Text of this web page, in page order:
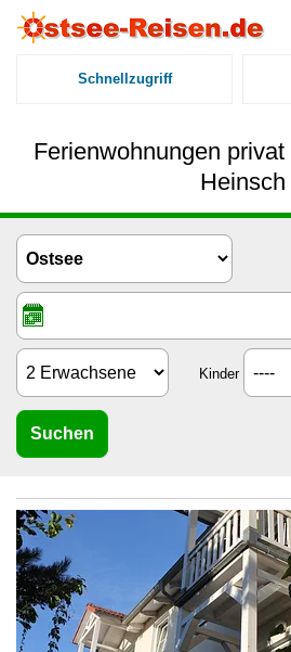
Schnellzugriff
Ferienwohnungen
Heinsch
Kinder